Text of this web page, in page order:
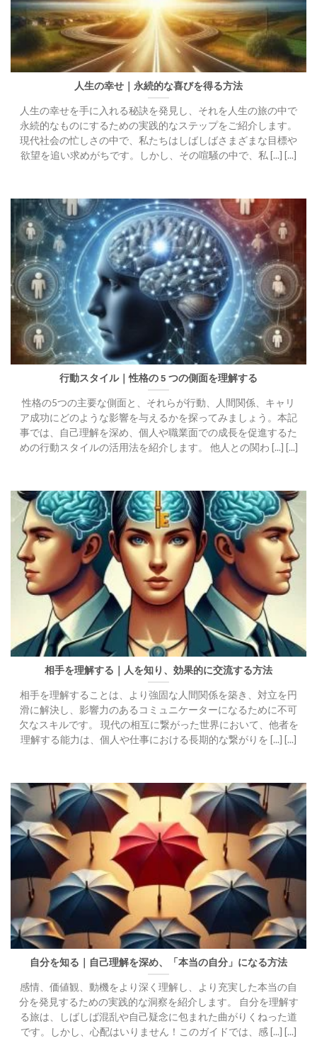
人生の幸せ｜永続的な喜びを得る方法
人生の幸せを手に入れる秘訣を発見し、それを人生の旅の中で
永続的なものにするための実践的なステップをご紹介します。
現代社会の忙しさの中で、私たちはしばしばさまざまな目標や
欲望を追い求めがちです。しかし、その喧騒の中で、私 [...] [...]
行動スタイル｜性格の 5 つの側面を理解する
性格の5つの主要な側面と、それらが行動、人間関係、キャリ
ア成功にどのような影響を与えるかを探ってみましょう。本記
事では、自己理解を深め、個人や職業面での成長を促進するた
めの行動スタイルの活用法を紹介します。 他人との関わ [...] [...]
相手を理解する｜人を知り、効果的に交流する方法
相手を理解することは、より強固な人間関係を築き、対立を円
滑に解決し、影響力のあるコミュニケーターになるために不可
欠なスキルです。 現代の相互に繋がった世界において、他者を
理解する能力は、個人や仕事における長期的な繋がりを [...] [...]
自分を知る｜自己理解を深め、「本当の自分」になる方法
感情、価値観、動機をより深く理解し、より充実した本当の自
分を発見するための実践的な洞察を紹介します。 自分を理解す
る旅は、しばしば混乱や自己疑念に包まれた曲がりくねった道
です。しかし、心配はいりません！このガイドでは、感 [...] [...]